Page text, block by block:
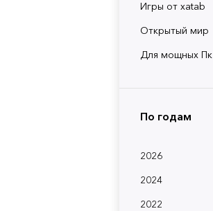
Игры от xatab
Открытый мир
Для мощных Пк
По годам
2026
2024
2022